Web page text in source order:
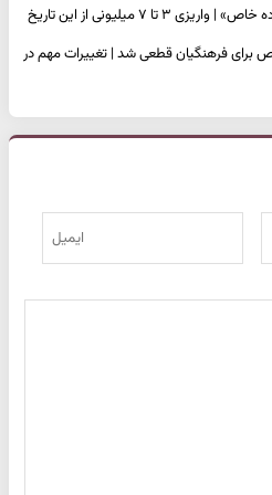
۷ میلیونی از این تاریخ
خاص برای فرهنگیان قطعی شد | تغییرات مهم در